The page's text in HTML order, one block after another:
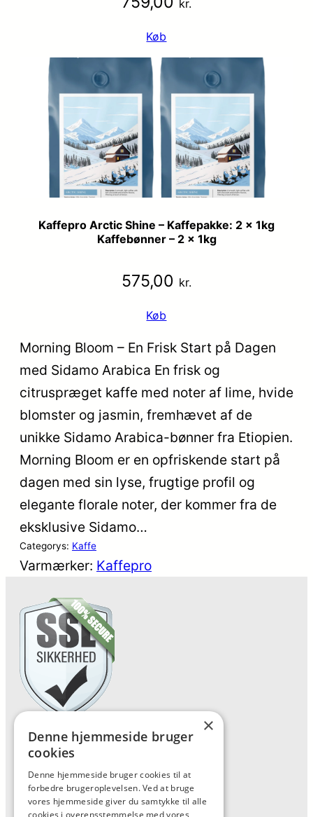
kr.
Køb
Kaffepro Arctic Shine – Kaffepakke: 2 x 1kg
Kaffebønner – 2 x 1kg
575,00 kr.
Køb
Morning Bloom – En Frisk Start på Dagen
med Sidamo Arabica En frisk og
citruspræget kaffe med noter af lime, hvide
blomster og jasmin, fremhævet af de
unikke Sidamo Arabica-bønner fra Etiopien.
Morning Bloom er en opfriskende start på
dagen med sin lyse, frugtige profil og
elegante florale noter, der kommer fra de
eksklusive Sidamo…
Categorys: Kaffe
Varmærker: Kaffepro
Forside
Kontakt
Oversigt artikler
×
Denne hjemmeside bruger
cookies
Denne hjemmeside bruger cookies til at
forbedre brugeroplevelsen. Ved at bruge
vores hjemmeside giver du samtykke til alle
cookies i overensstemmelse med vores